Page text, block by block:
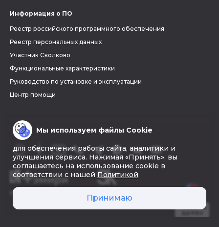
Информация о ПО
Реестр российского программного обеспечения
Реестр персональных данных
Участник Сколково
Функциональные характеристики
Руководство по установке и эксплуатации
Центр помощи
© 2026 «Фэмири»
Мы используем файлы Cookie
для обеспечения работы сайта, аналитики и
улучшения сервиса. Нажимая «Принять», вы
соглашаетесь на использование cookie в
соответствии с нашей Политикой
Принимаю
Создать